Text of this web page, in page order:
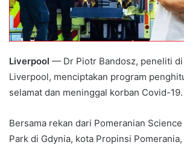
Liverpool — Dr Piotr Bandosz, peneliti
Liverpool, menciptakan program
selamat dan meninggal korban Covid-19.
Bersama rekan dari Pomeranian
Park di Gdynia, kota Propinsi